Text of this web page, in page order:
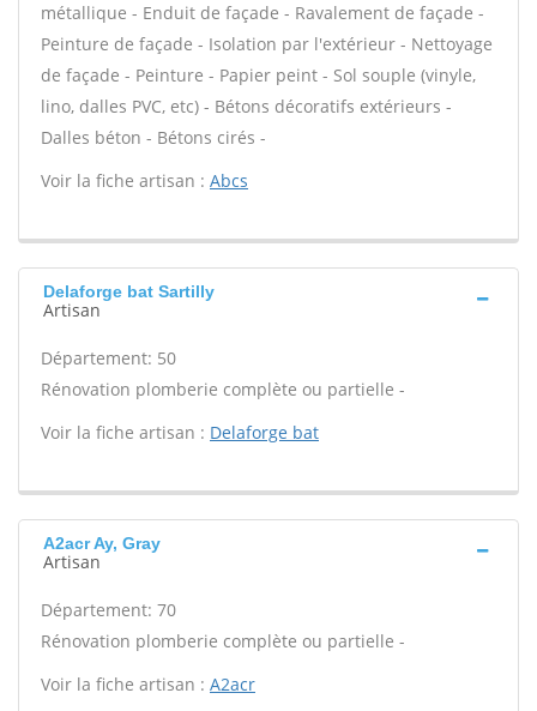
métallique - Enduit de façade - Ravalement de façade -
Peinture de façade - Isolation par l'extérieur - Nettoyage
de façade - Peinture - Papier peint - Sol souple (vinyle,
lino, dalles PVC, etc) - Bétons décoratifs extérieurs -
Dalles béton - Bétons cirés -
Voir la fiche artisan : Abcs
Delaforge bat Sartilly
Artisan
Département: 50
Rénovation plomberie complète ou partielle -
Voir la fiche artisan : Delaforge bat
A2acr Ay, Gray
Artisan
Département: 70
Rénovation plomberie complète ou partielle -
Voir la fiche artisan : A2acr